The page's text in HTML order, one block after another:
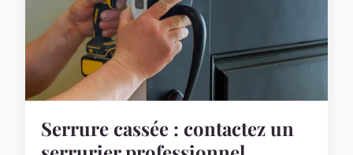
Serrure cassée : contactez un